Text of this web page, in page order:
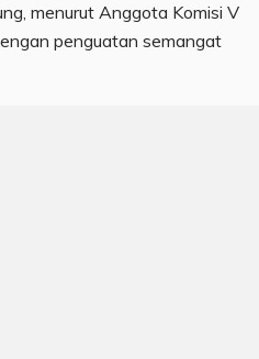
menurut Anggota Komisi V
penguatan semangat